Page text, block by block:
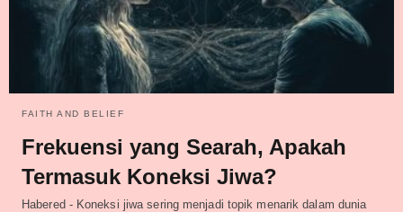
FAITH AND BELIEF
Frekuensi yang Searah, Apakah
Termasuk Koneksi Jiwa?
Habered - Koneksi jiwa sering menjadi topik menarik dalam dunia